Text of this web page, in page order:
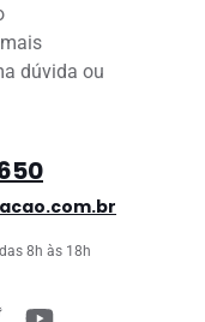
dúvida ou
8h às 18h